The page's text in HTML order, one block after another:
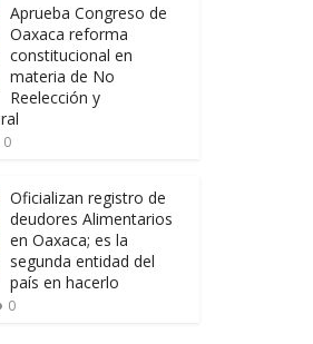
Aprueba Congreso de
Oaxaca reforma
constitucional en
materia de No
Reelección y
0
Oficializan registro de
deudores Alimentarios
en Oaxaca; es la
segunda entidad del
país en hacerlo
0